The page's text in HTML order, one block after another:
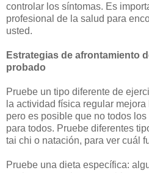
controlar los síntomas. Es
profesional de la salud para
usted.
Estrategias de afrontamiento
probado
Pruebe un tipo diferente de
la actividad física regular
pero es posible que no todos
para todos. Pruebe diferentes
tai chi o natación, para ver cuál
Pruebe una dieta específica: